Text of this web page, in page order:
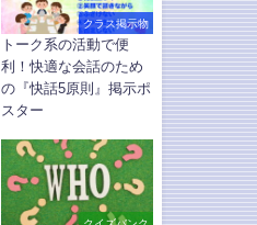
クラス掲示物
トーク系の活動で便
利！快適な会話のため
の『快話5原則』掲示ポ
スター